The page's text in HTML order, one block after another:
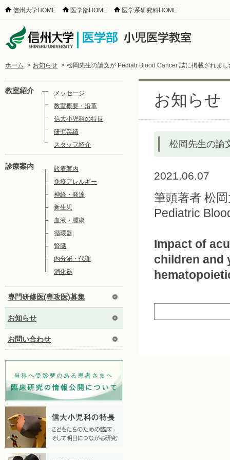
信州大学HOME 医学部HOME 医学系研究科HOME
ホーム > お知らせ > 松岡先生の論文が Pediatr Blood Cancer 誌に掲載されまし
教室紹介
メッセージ
教室概要・沿革
信大小児科の特長
研究業績
スタッフ紹介
診療案内
診療案内
免疫アレルギー
神経・発達
新生児
血液・腫瘍
循環器
腎臓
内分泌・代謝
消化器
専門研修医(専攻医)募集
お知らせ
お問い合わせ
お知らせ
松岡先生の論
2021.06.07
筆頭著者 松
Pediatric
Impact of
children and